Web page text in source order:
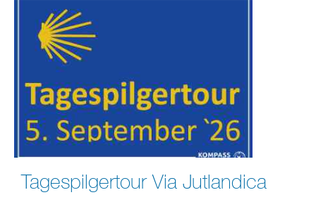
Tagespilgertour Via Jutlandica